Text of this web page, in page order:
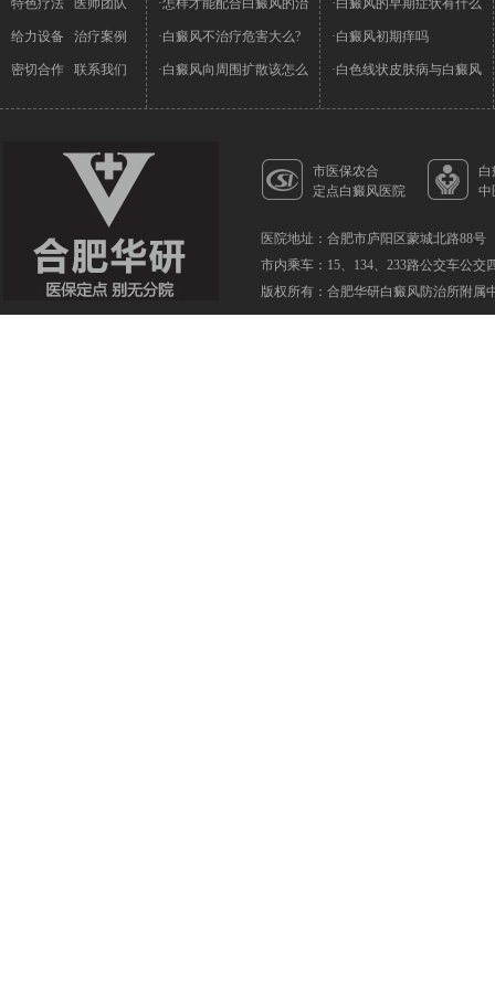
特色疗法 医师团队
给力设备 治疗案例
密切合作 联系我们
·怎样才能配合白癜风的治
·白癜风不治疗危害大么?
·白癜风向周围扩散该怎么
·白癜风的早期症状有什么
·白癜风初期痒吗
·白色线状皮肤病与白癜风
市医保农合
定点白癜风医院
白
中
医院地址：合肥市庐阳区蒙城北路88号
市内乘车：15、134、233路公交车公交
版权所有：合肥华研白癜风防治所附属